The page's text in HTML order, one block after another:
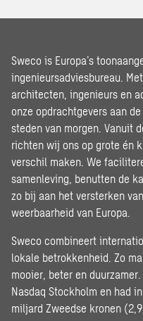
Sweco is Europa’s
ingenieursadviesbureau.
architecten, ingenieurs en
onze opdrachtgevers aan
steden van morgen. Vanuit
richten wij ons op grote én
verschil maken. We
samenleving, benutten de
zo bij aan het versterken
weerbaarheid van Europa.
Sweco combineert
lokale betrokkenheid. Zo
mooier, beter en
Nasdaq Stockholm en had
miljard Zweedse kronen